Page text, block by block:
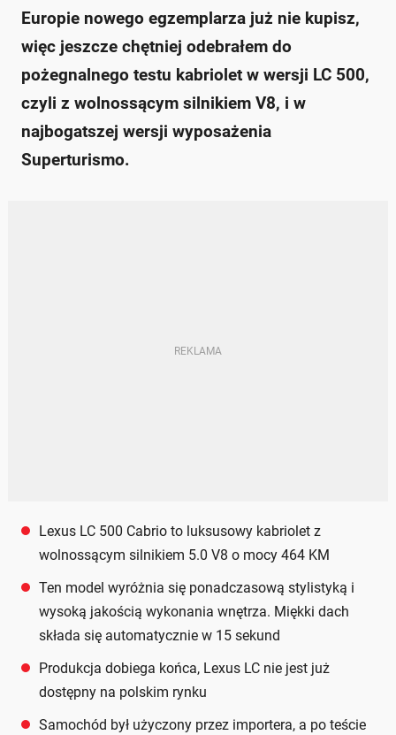
Europie nowego egzemplarza już nie kupisz,
więc jeszcze chętniej odebrałem do
pożegnalnego testu kabriolet w wersji LC 500,
czyli z wolnossącym silnikiem V8, i w
najbogatszej wersji wyposażenia
Superturismo.
Lexus LC 500 Cabrio to luksusowy kabriolet z
wolnossącym silnikiem 5.0 V8 o mocy 464 KM
Ten model wyróżnia się ponadczasową stylistyką i
wysoką jakością wykonania wnętrza. Miękki dach
składa się automatycznie w 15 sekund
Produkcja dobiega końca, Lexus LC nie jest już
dostępny na polskim rynku
Samochód był użyczony przez importera, a po teście